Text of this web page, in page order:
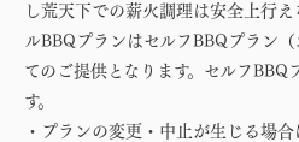
し荒天下での薪火調理は安全上行
ルBBQプランはセルフBBQプラン
てのご提供となります。セルフBBQ
す。
・プランの変更・中止が生じる場合